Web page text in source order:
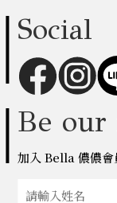
Social
Be
加入 Bella 儂儂會